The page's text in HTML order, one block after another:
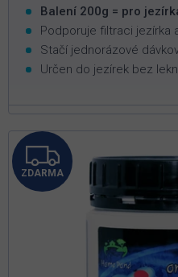
Balení 200g = pro
Podporuje filtraci jezírka
Stačí jednorázové
Určen do jezírek bez
Z
D
ZDARMA